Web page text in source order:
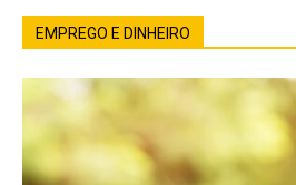
EMPREGO E DINHEIRO